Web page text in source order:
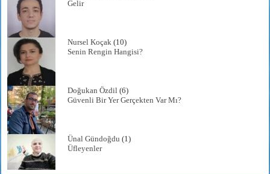
Gelir
Nursel Koçak (10)
Senin Rengin Hangisi?
Doğukan Özdil (6)
Güvenli Bir Yer Gerçekten Var Mı?
Ünal Gündoğdu (1)
Üfleyenler